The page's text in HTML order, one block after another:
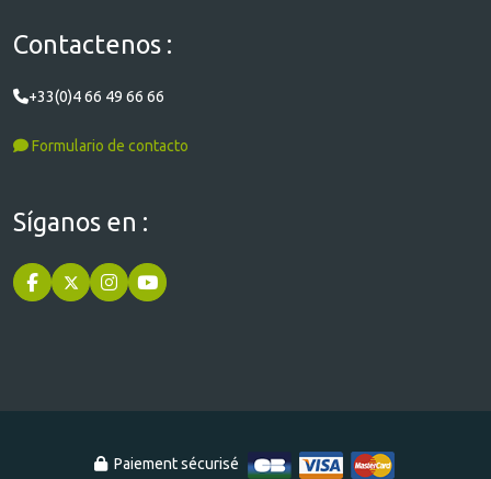
Contactenos :
+33(0)4 66 49 66 66
Formulario de contacto
Síganos en :
Paiement sécurisé